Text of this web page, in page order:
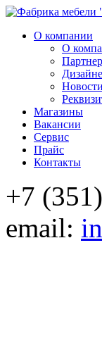
О компании
О
Новости
Магазины
Вакансии
Сервис
Прайс
Контакты
+7
email: